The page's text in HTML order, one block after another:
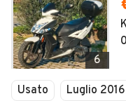
6
Usato Luglio 2016